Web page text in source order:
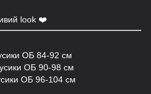
look ❤️
ОБ 84-92 см
ОБ 90-98 см
ОБ 96-104 см